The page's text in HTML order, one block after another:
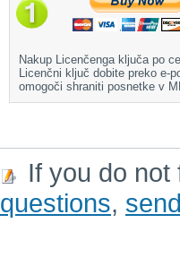
Nakup Licenčenga ključa po
Licenčni ključ dobite preko e-
omogoči shraniti posnetke v
If you do
questions,